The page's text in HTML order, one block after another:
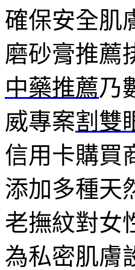
確保安全肌
磨砂膏推薦
中藥推薦乃
威專案割雙
信用卡購買
添加多種天
老撫紋對女
為私密肌膚